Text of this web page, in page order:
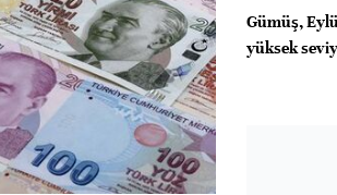
Gümüş,
yüksek